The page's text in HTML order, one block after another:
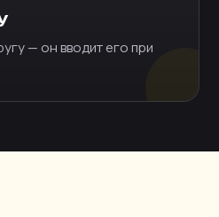
— он вводит его при